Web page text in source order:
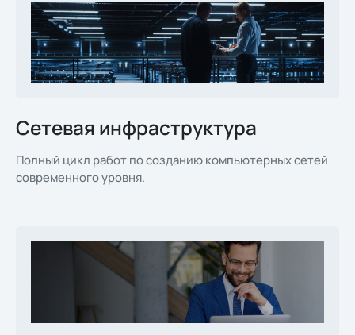
Сетевая инфраструктура
Полный цикл работ по созданию компьютерных сетей
современного уровня.